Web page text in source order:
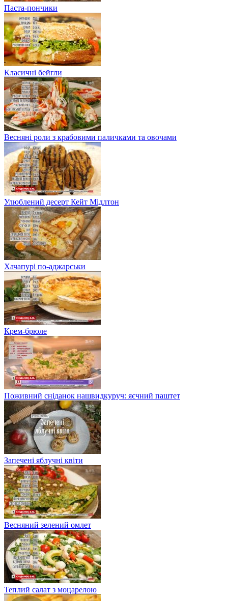
Паста-пончики
Класичні бейгли
Весняні роли з крабовими паличками та овочами
Улюблений десерт Кейт Мідлтон
Хачапурі по-аджарськи
Крем-брюле
Поживний сніданок нашвидкуруч: яєчний паштет
Запечені яблучні квіти
Весняний зелений омлет
Теплий салат з моцарелою